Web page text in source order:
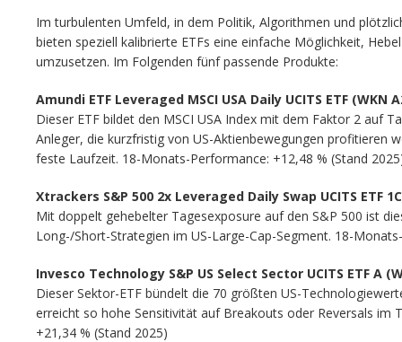
Im turbulenten Umfeld, in dem Politik, Algorithmen und
bieten speziell kalibrierte ETFs eine einfache Möglichkeit,
umzusetzen. Im Folgenden fünf passende Produkte:
Amundi ETF Leveraged MSCI USA Daily UCITS ETF (WKN
Dieser ETF bildet den MSCI USA Index mit dem Faktor 2 auf
Anleger, die kurzfristig von US-Aktienbewegungen profitieren
feste Laufzeit. 18-Monats-Performance: +12,48 % (Stand
Xtrackers S&P 500 2x Leveraged Daily Swap UCITS ETF
Mit doppelt gehebelter Tagesexposure auf den S&P 500 ist
Long-/Short-Strategien im US-Large-Cap-Segment. 18-
Invesco Technology S&P US Select Sector UCITS ETF A
Dieser Sektor-ETF bündelt die 70 größten US-
erreicht so hohe Sensitivität auf Breakouts oder Reversals im
+21,34 % (Stand 2025)